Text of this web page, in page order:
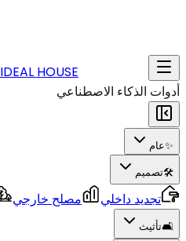
IDEAL HOUSE
أدوات الذكاء الاصطناعي
✨عام
🛠️تصميم
تجديد داخلي مصلح خارجي
🛋️تأثيث